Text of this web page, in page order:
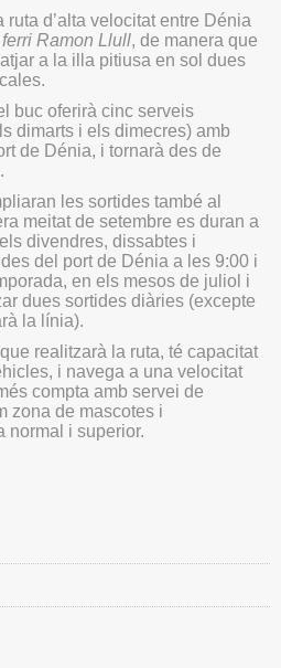
d’alta velocitat entre Dénia
ferri Ramon Llull, de manera que
a la illa pitiusa en sol dues
buc oferirà cinc serveis
dimarts i els dimecres) amb
de Dénia, i tornarà des de
les sortides també al
meitat de setembre es duran a
divendres, dissabtes i
del port de Dénia a les 9:00 i
en els mesos de juliol i
dues sortides diàries (excepte
la línia).
realitzarà la ruta, té capacitat
i navega a una velocitat
compta amb servei de
zona de mascotes i
normal i superior.